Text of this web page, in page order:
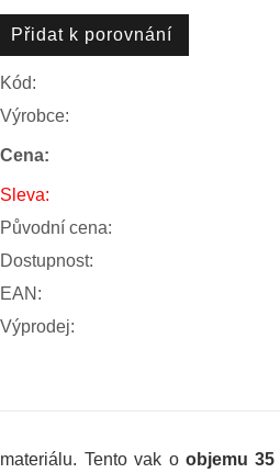
Kód:
Výrobce:
Cena:
Sleva:
Původní cena:
Dostupnost:
EAN:
Výprodej:
Tento vak o objemu 35 l